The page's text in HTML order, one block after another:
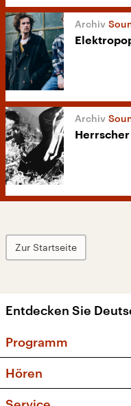
Zur Startseite
Entdecken Sie
Programm
Sendungen
Hören